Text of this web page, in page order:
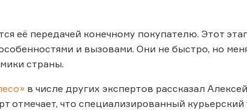
её передачей конечному покупателю. Этот
и вызовами. Они не быстро, но
страны.
в числе других экспертов рассказал
что специализированный курьерский